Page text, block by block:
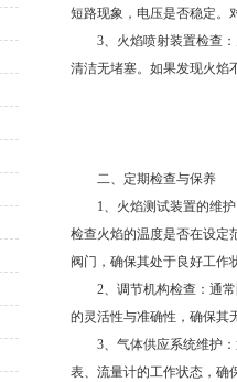
短路现象，电压是否稳定。
3、火焰喷射装置检查：
清洁无堵塞。如果发现火焰
二、定期检查与保养
1、火焰测试装置的维护
检查火焰的温度是否在设定
阀门，确保其处于良好工作
2、调节机构检查：通常
的灵活性与准确性，确保其
3、气体供应系统维护：
表、流量计的工作状态，确